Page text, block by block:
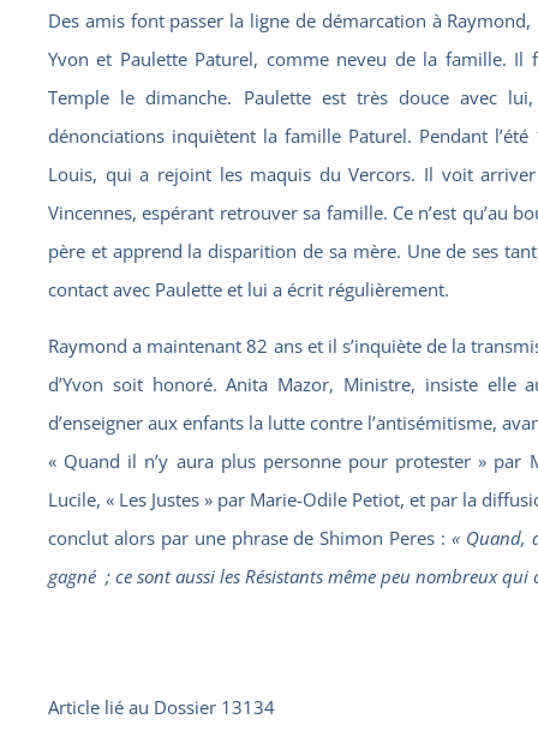
Des amis font passer la ligne de démarcation à
Yvon et Paulette Paturel, comme neveu de la famille. Il
Temple le dimanche. Paulette est très douce avec
dénonciations inquiètent la famille Paturel. Pendant
Louis, qui a rejoint les maquis du Vercors. Il voit
Vincennes, espérant retrouver sa famille. Ce n’est qu’au
père et apprend la disparition de sa mère. Une de ses
contact avec Paulette et lui a écrit régulièrement.
Raymond a maintenant 82 ans et il s’inquiète de la
d’Yvon soit honoré. Anita Mazor, Ministre, insiste
d’enseigner aux enfants la lutte contre l’antisémitisme,
« Quand il n’y aura plus personne pour protester » par
Lucile, « Les Justes » par Marie-Odile Petiot, et par la
conclut alors par une phrase de Shimon Peres : « Quand,
gagné ; ce sont aussi les Résistants même peu nombreux
Article lié au Dossier 13134